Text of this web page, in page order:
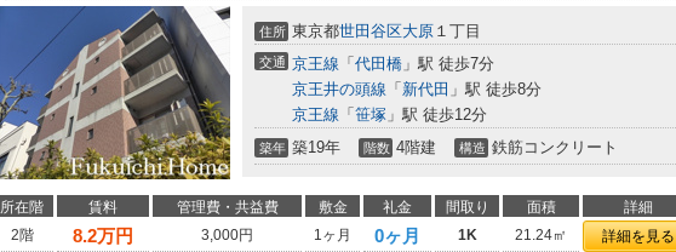
住所 東京都世田谷区大原 １丁目
交通 京王線 「 代田橋 」駅 徒歩7分
京王井の頭線 「 新代田 」駅 徒歩8分
京王線 「 笹塚 」駅 徒歩12分
築年 築19年 階数 4階建 構造 鉄筋コンクリート
所在階 賃料 管理費・共益費 敷金 礼金 間取り 面積 詳細
2階
8.2万円 3,000円 1ヶ月 0ヶ月 1K 21.24㎡ 詳細を見る